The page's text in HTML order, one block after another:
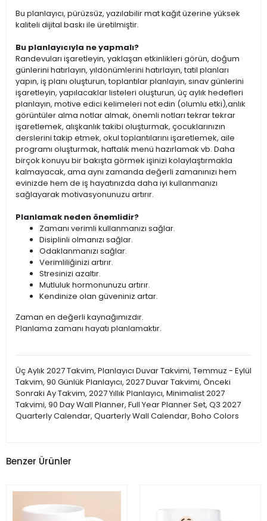
Bu planlayıcı, pürüzsüz, yazılabilir mat kağıt üzerine yüksek
kaliteli dijital baskı ile üretilmiştir.
Bu planlayıcıyla ne yapmalı?
Randevuları işaretleyin, yaklaşan etkinlikleri görün, doğum
günlerini hatırlayın, yıldönümlerini hatırlayın, tatil planları
yapın, iş planı oluşturun, toplantılar planlayın, sınav günlerini
işaretleyin, yapılacaklar listeleri oluşturun, üç aylık hedefleri
planlayın, motive edici kelimeleri not edin (olumlu etki),anlık
görüntüler alma notlar almak, önemli notları tekrar tekrar
işaretlemek, alışkanlık takibi oluşturmak, çocuklarınızın
derslerini takip etmek, okul toplantılarını işaretlemek, aile
programı oluşturmak, haftalık menü hazırlamak vb. Daha
birçok konuyu bir bakışta görmek işinizi kolaylaştırmakla
kalmayacak, ama aynı zamanda değerli zamanınızı hem
evinizde hem de iş hayatınızda daha iyi kullanmanızı
sağlayarak motivasyonunuzu artırır.
Planlamak neden önemlidir?
Zamanı verimli kullanmanızı sağlar.
Disiplinli olmanızı sağlar.
Odaklanmanızı sağlar.
Verimliliğinizi artırır.
Stresinizi azaltır.
Mutluluk hormonunuzu artırır.
Kendinize olan güveniniz artar.
Zaman en değerli kaynağımızdır.
Planlama zamanı hayatı planlamaktır.
Üç Aylık 2027 Takvim, Planlayıcı Duvar Takvimi, Temmuz - Eylül
Takvim, 90 Günlük Planlayıcı, 2027 Duvar Takvimi, Önceki
Sonraki Ay Takvim, 2027 Yıllık Planlayıcı, Minimalist 2027
Takvimi, 90 Day Wall Planner, Full Year Planner Set, Q3 2027
Quarterly Calendar, Quarterly Wall Calendar, Boho Colors
Benzer Ürünler